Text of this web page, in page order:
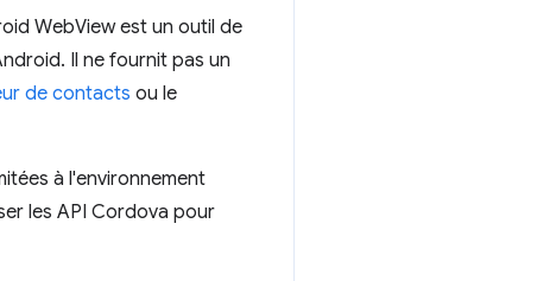
WebView est un outil de
Il ne fournit pas un
de contacts ou le
à l'environnement
les API Cordova pour